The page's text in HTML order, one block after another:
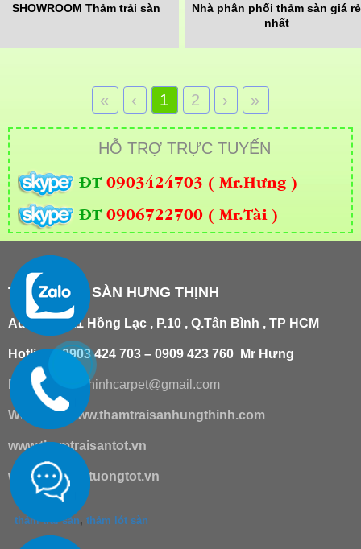
SHOWROOM Thảm trải sàn
Nhà phân phối thảm sàn giá rẻ
nhất
« ‹ 1 2 › »
HỖ TRỢ TRỰC TUYẾN
ĐT 0903424703 ( Mr.Hưng )
ĐT 0906722700 ( Mr.Tài )
THẢM TRẢI SÀN HƯNG THỊNH
Add : 181/21 Hồng Lạc , P.10 , Q.Tân Bình , TP HCM
Hotline : 0903 424 703 – 0909 423 760 Mr Hưng
Email : hungthinhcarpet@gmail.com
Website: www.thamtraisanhungthinh.com
www.thamtraisantot.vn
www.giaydantuongtot.vn
thảm trải sàn, thảm lót sàn